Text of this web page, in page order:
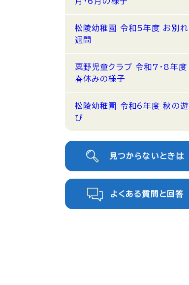
松陵幼稚園 令和5年度 お別れ
週間
粟野児童クラブ 令和7・8年度
春休みの様子
松陵幼稚園 令和6年度 秋の遊
び
見つからないときは
よくある質問と回答